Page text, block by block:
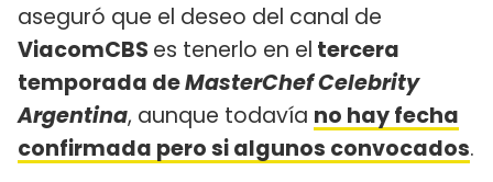
aseguró que el deseo del canal de
ViacomCBS es tenerlo en el tercera
temporada deMasterChef Celebrity
Argentina, aunque todavía no hay fecha
confirmada pero si algunos convocados.